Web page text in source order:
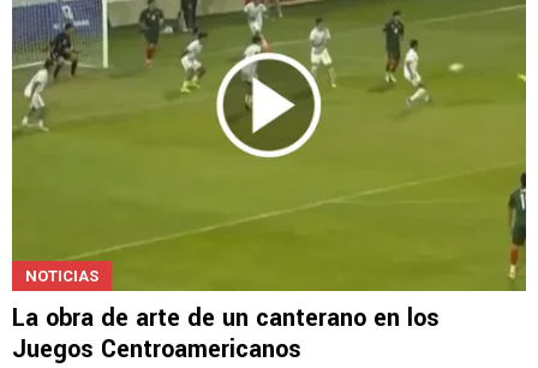
NOTICIAS
La obra de arte de un canterano en los
Juegos Centroamericanos